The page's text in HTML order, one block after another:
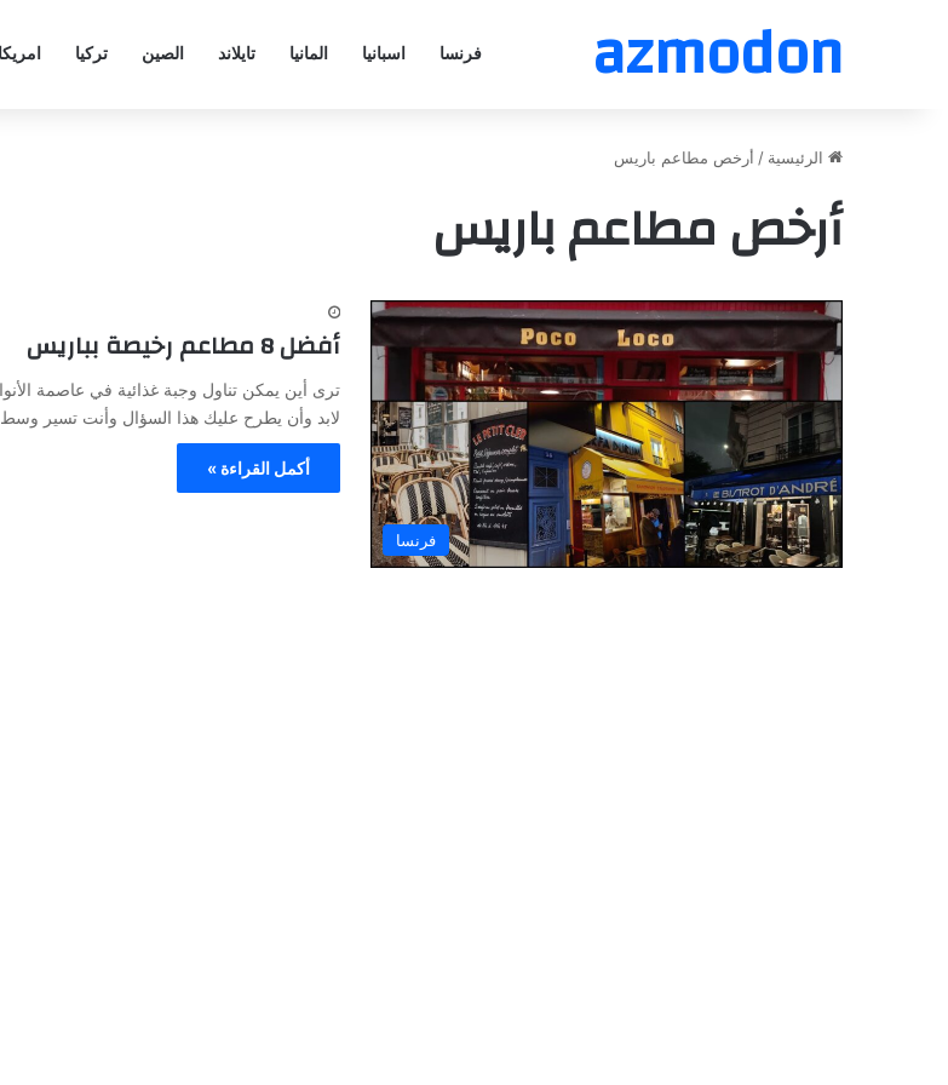
azmodon فرنسا اسبانيا المانيا تايلاند الصين تركيا امريكا
الرئيسية / أرخص مطاعم باريس
أرخص مطاعم باريس
فرنسا
أفضل 8 مطاعم رخيصة بباريس
ترى أين يمكن تناول وجبة غذائية في عاصمة
لابد وأن يطرح عليك هذا السؤال وأنت تسير
أكمل القراءة »